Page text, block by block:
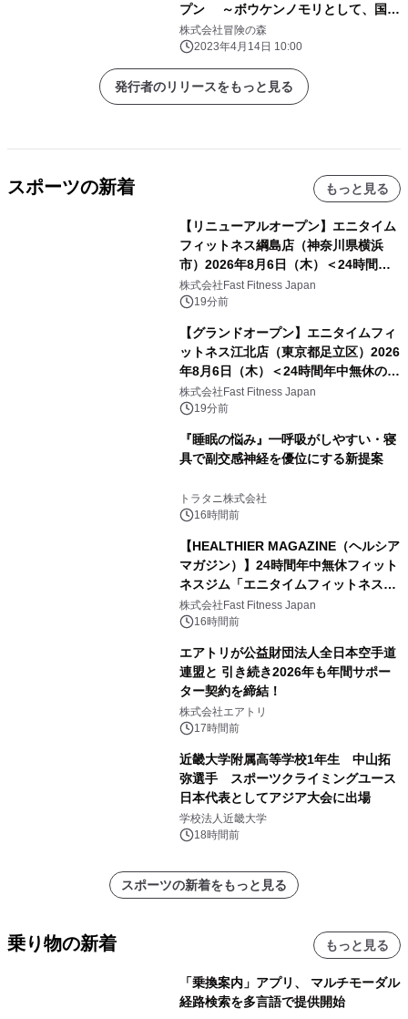
プン ～ボウケンノモリとして、国内
最大・初のアクティビティを導入～
株式会社冒険の森
2023年4月14日 10:00
発行者のリリースをもっと見る
スポーツの新着 もっと見る
【リニューアルオープン】エニタイム
フィットネス綱島店（神奈川県横浜
市）2026年8月6日（木）＜24時間年
中無休のフィットネスジム＞
株式会社Fast Fitness Japan
19分前
【グランドオープン】エニタイムフィ
ットネス江北店（東京都足立区）2026
年8月6日（木）＜24時間年中無休のフ
ィットネスジム＞
株式会社Fast Fitness Japan
19分前
『睡眠の悩み』━呼吸がしやすい・寝
具で副交感神経を優位にする新提案
トラタニ株式会社
16時間前
【HEALTHIER MAGAZINE（ヘルシア
マガジン）】24時間年中無休フィット
ネスジム「エニタイムフィットネス」
のウェブマガジン更新中！ ＜世界
6,000店舗目は、東京・西小山に。エ
を聞きました。＞
株式会社Fast Fitness Japan
16時間前
エアトリが公益財団法人全日本空手道
連盟と 引き続き2026年も年間サポー
ター契約を締結！
株式会社エアトリ
17時間前
近畿大学附属高等学校1年生 中山拓
弥選手 スポーツクライミングユース
日本代表としてアジア大会に出場
学校法人近畿大学
18時間前
スポーツの新着をもっと見る
乗り物の新着 もっと見る
「乗換案内」アプリ、 マルチモーダル
経路検索を多言語で提供開始